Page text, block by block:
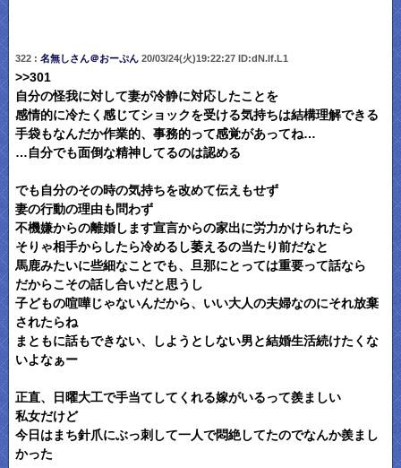
322 : 名無しさん＠おーぷん20/03/24(火)19:22:27 ID:dN.lf.L1
>>301
自分の怪我に対して妻が冷静に対応したことを
感情的に冷たく感じてショックを受ける気持ちは結構理解できる
手袋もなんだか作業的、事務的って感覚があってね…
…自分でも面倒な精神してるのは認める
でも自分のその時の気持ちを改めて伝えもせず
妻の行動の理由も問わず
不機嫌からの離婚します宣言からの家出に労力かけられたら
そりゃ相手からしたら冷めるし萎えるの当たり前だなと
馬鹿みたいに些細なことでも、旦那にとっては重要って話なら
だからこその話し合いだと思うし
子どもの喧嘩じゃないんだから、いい大人の夫婦なのにそれ放棄
されたらね
まともに話もできない、しようとしない男と結婚生活続けたくな
いよなぁー
正直、日曜大工で手当てしてくれる嫁がいるって羨ましい
私女だけど
今日はまち針爪にぶっ刺して一人で悶絶してたのでなんか羨まし
かった